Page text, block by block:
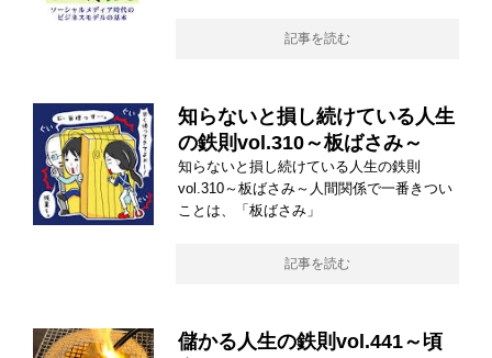
記事を読む
知らないと損し続けている人生
の鉄則vol.310～板ばさみ～
知らないと損し続けている人生の鉄則
vol.310～板ばさみ～人間関係で一番きつい
ことは、「板ばさみ」
記事を読む
儲かる人生の鉄則vol.441～頃